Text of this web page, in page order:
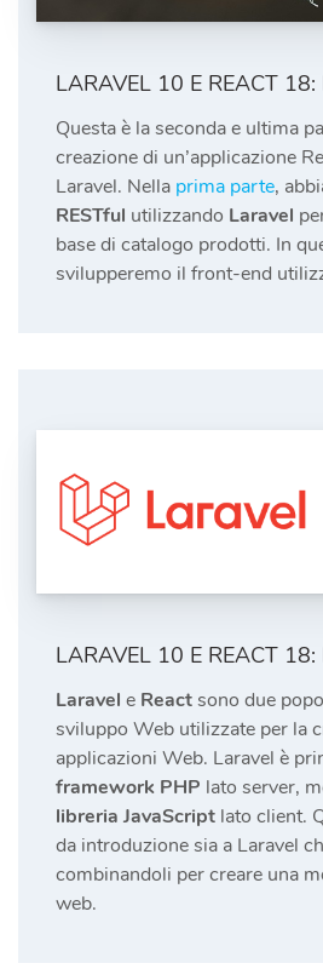
LARAVEL 10 E REACT 18:
Questa è la seconda e ultima
creazione di un’applicazione
Laravel. Nella prima parte,
RESTful utilizzando Laravel
base di catalogo prodotti. In
svilupperemo il front-end
LARAVEL 10 E REACT 18:
Laravel e Reactsono due
sviluppo Web utilizzate per la
applicazioni Web. Laravel è
framework PHP lato server,
libreria JavaScript lato client.
da introduzione sia a Laravel
combinandoli per creare una
web.